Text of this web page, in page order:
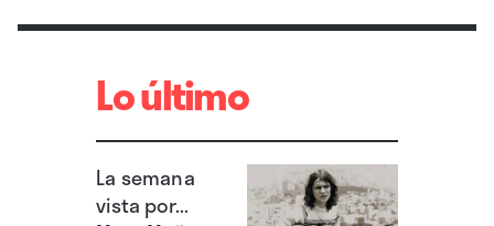
paradoLeon Bridgescon su cuarto trabajo,
que se siente mucho más cómodo en el
estudio que sobre un escenario.
Lo último
La semana
vista por...